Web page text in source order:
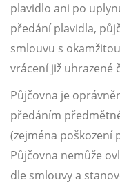
plavidlo ani po
předání plavidla,
smlouvu s
vrácení již uhrazené
Půjčovna je
předáním
(zejména poškození
Půjčovna nemůže
dle smlouvy a